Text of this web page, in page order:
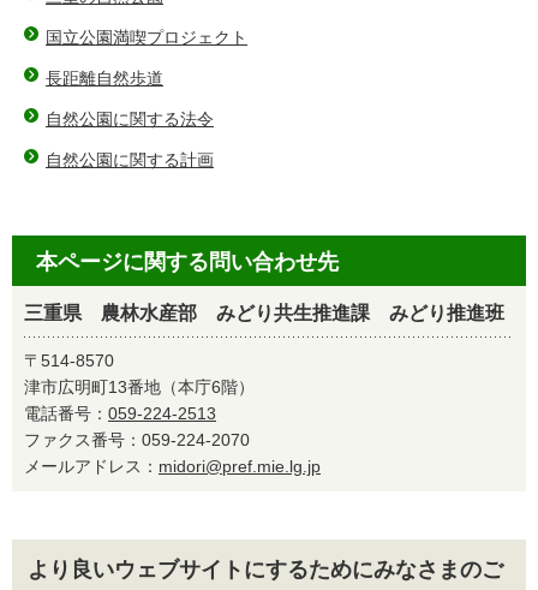
国立公園満喫プロジェクト
長距離自然歩道
自然公園に関する法令
自然公園に関する計画
本ページに関する問い合わせ先
三重県 農林水産部 みどり共生推進課 みどり推進班
〒514-8570
津市広明町13番地（本庁6階）
電話番号： 059-224-2513
ファクス番号：059-224-2070
メールアドレス： midori@pref.mie.lg.jp
より良いウェブサイトにするためにみなさまのご